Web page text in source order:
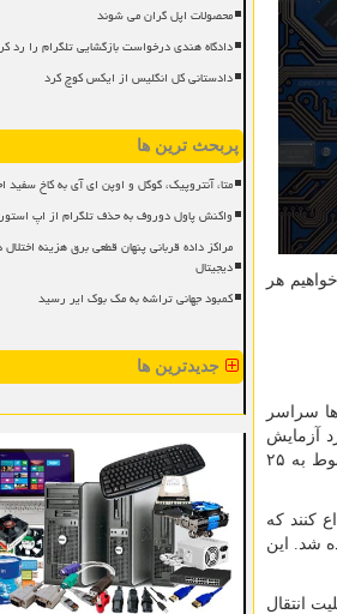
هر
سراسر
آزمایش
بودند جایگزین پول نقد کنند. بدین ترتیب رانندگان کامیون‌ها از این کارت‌ها به جای حمل پول نقد استفاده کردند. این قضیه درست مربوط به ۲۵
کنند که
شد. این
انتقال
محصولات اپل گران می شوند
دادگاه هندی درخواست بازگشایی تلگرام را رد
دادستانی کل انگلیس از ایکس کوچ کرد
پربحث ترین ها
متا، آنتروپیک، گوگل و اوپن ای آی به کاخ
واکنش پاول دوروف به حذف تلگرام از اپ استور
مراکز داده قربانی پنهان قطعی برق هزینه
دیجیتال
کمبود جهانی تراشه به مک بوک ایر رسید
جدیدترین ها